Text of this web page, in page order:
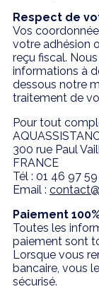
Respect de
Vos
votre adhésion
reçu fiscal.
informations à
dessous notre
traitement de
Pour tout
300 rue Paul
FRANCE
Tél : 01 46 97
Email :
Paiement
Toutes les
paiement sont
Lorsque vous
bancaire, vous
sécurisé.